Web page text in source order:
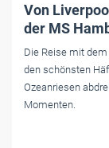
Von
der MS
Die Reise mit
den schönsten
Ozeanriesen
Momenten.